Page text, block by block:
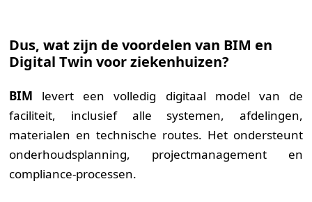
Dus, wat zijn de voordelen van BIM en
Digital Twin voor ziekenhuizen?
BIM levert een volledig digitaal model van de
faciliteit, inclusief alle systemen, afdelingen,
materialen en technische routes. Het ondersteunt
onderhouds­planning, project­management en
compliance-processen.